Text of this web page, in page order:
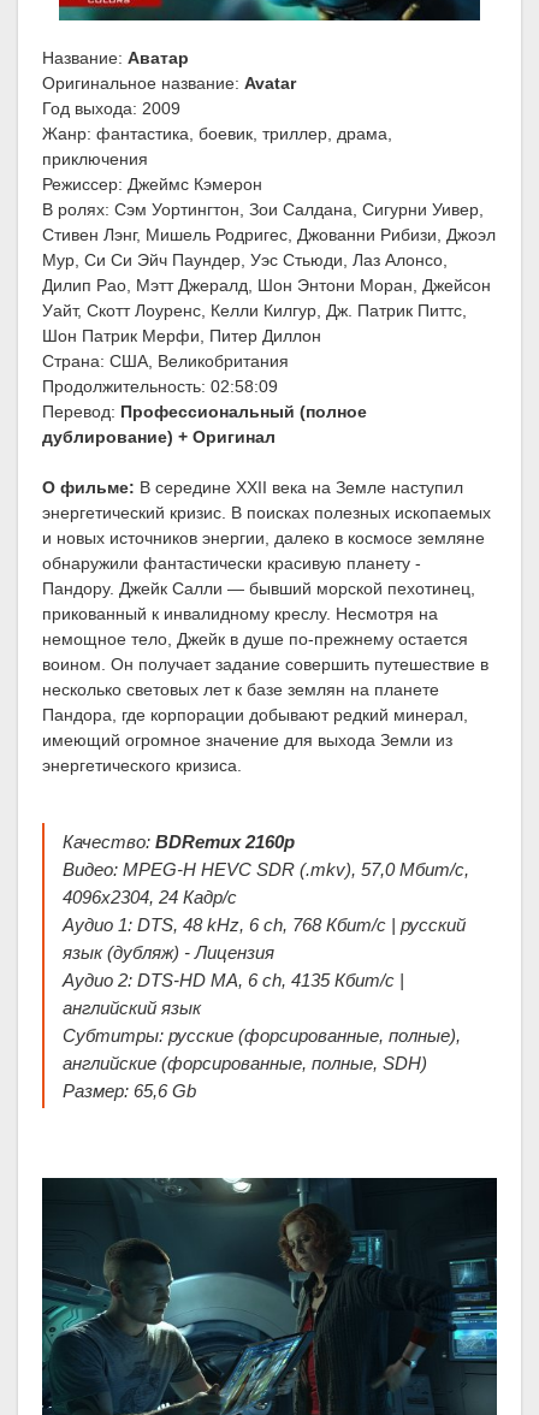
Название: Аватар
Оригинальное название: Avatar
Год выхода: 2009
Жанр: фантастика, боевик, триллер, драма,
приключения
Режиссер: Джеймс Кэмерон
В ролях: Сэм Уортингтон, Зои Салдана, Сигурни Уивер,
Стивен Лэнг, Мишель Родригес, Джованни Рибизи, Джоэл
Мур, Си Си Эйч Паундер, Уэс Стьюди, Лаз Алонсо,
Дилип Рао, Мэтт Джералд, Шон Энтони Моран, Джейсон
Уайт, Скотт Лоуренс, Келли Килгур, Дж. Патрик Питтс,
Шон Патрик Мерфи, Питер Диллон
Страна: США, Великобритания
Продолжительность: 02:58:09
Перевод: Профессиональный (полное
дублирование) + Оригинал
О фильме: В середине XXII века на Земле наступил
энергетический кризис. В поисках полезных ископаемых
и новых источников энергии, далеко в космосе земляне
обнаружили фантастически красивую планету -
Пандору. Джейк Салли — бывший морской пехотинец,
прикованный к инвалидному креслу. Несмотря на
немощное тело, Джейк в душе по-прежнему остается
воином. Он получает задание совершить путешествие в
несколько световых лет к базе землян на планете
Пандора, где корпорации добывают редкий минерал,
имеющий огромное значение для выхода Земли из
энергетического кризиса.
Качество:BDRemux 2160p
Видео: MPEG-H HEVC SDR (.mkv), 57,0 Мбит/с,
4096x2304, 24 Кадр/с
Аудио 1: DTS, 48 kHz, 6 ch, 768 Кбит/с | русский
язык (дубляж) - Лицензия
Аудио 2: DTS-HD MA, 6 ch, 4135 Кбит/с |
английский язык
Субтитры: русские (форсированные, полные),
английские (форсированные, полные, SDH)
Размер: 65,6 Gb